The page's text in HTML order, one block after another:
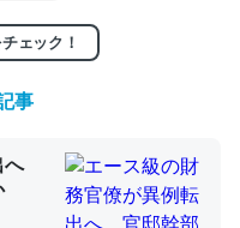
線」は回収されないけ
進化すればするほど分
ェック！
事
へ